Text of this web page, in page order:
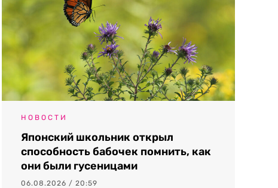
НОВОСТИ
Японский школьник открыл
способность бабочек помнить, как
они были гусеницами
06.08.2026 / 20:59